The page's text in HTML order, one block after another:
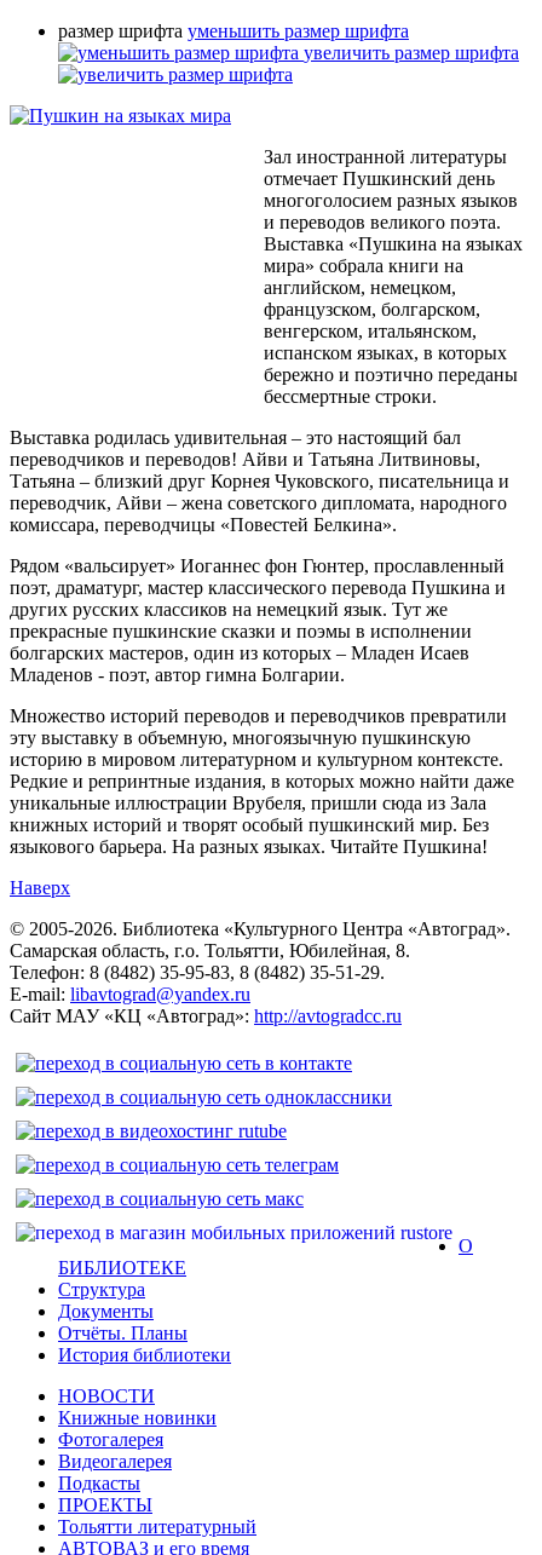
размер шрифта уменьшить размер шрифта
увеличить размер шрифта
Зал иностранной литературы
отмечает Пушкинский день
многоголосием разных языков
и переводов великого поэта.
Выставка «Пушкина на языках
мира» собрала книги на
английском, немецком,
французском, болгарском,
венгерском, итальянском,
испанском языках, в которых
бережно и поэтично переданы
бессмертные строки.
Выставка родилась удивительная – это настоящий бал
переводчиков и переводов! Айви и Татьяна Литвиновы,
Татьяна – близкий друг Корнея Чуковского, писательница и
переводчик, Айви – жена советского дипломата, народного
комиссара, переводчицы «Повестей Белкина».
Рядом «вальсирует» Иоганнес фон Гюнтер, прославленный
поэт, драматург, мастер классического перевода Пушкина и
других русских классиков на немецкий язык. Тут же
прекрасные пушкинские сказки и поэмы в исполнении
болгарских мастеров, один из которых – Младен Исаев
Младенов - поэт, автор гимна Болгарии.
Множество историй переводов и переводчиков превратили
эту выставку в объемную, многоязычную пушкинскую
историю в мировом литературном и культурном контексте.
Редкие и репринтные издания, в которых можно найти даже
уникальные иллюстрации Врубеля, пришли сюда из Зала
книжных историй и творят особый пушкинский мир. Без
языкового барьера. На разных языках. Читайте Пушкина!
Наверх
© 2005-2026. Библиотека «Культурного Центра «Автоград».
Самарская область, г.о. Тольятти, Юбилейная, 8.
Телефон: 8 (8482) 35-95-83, 8 (8482) 35-51-29.
E-mail: libavtograd@yandex.ru
Сайт МАУ «КЦ «Автоград»: http://avtogradcc.ru
О
БИБЛИОТЕКЕ
Структура
Документы
Отчёты. Планы
История библиотеки
НОВОСТИ
Книжные новинки
Фотогалерея
Видеогалерея
Подкасты
ПРОЕКТЫ
Тольятти литературный
АВТОВАЗ и его время